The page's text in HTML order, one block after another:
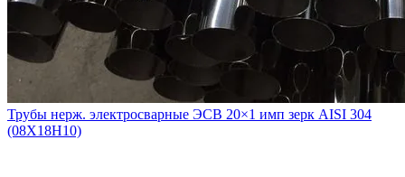
Трубы нерж. электросварные ЭСВ 20×1 имп зерк AISI 304
(08Х18Н10)